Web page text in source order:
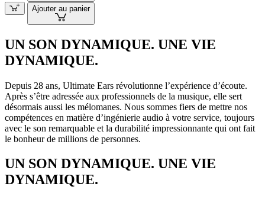
Ajouter au panier
UN SON DYNAMIQUE. UNE VIE
DYNAMIQUE.
Depuis 28 ans, Ultimate Ears révolutionne l’expérience d’écoute.
Après s’être adressée aux professionnels de la musique, elle sert
désormais aussi les mélomanes. Nous sommes fiers de mettre nos
compétences en matière d’ingénierie audio à votre service, toujours
avec le son remarquable et la durabilité impressionnante qui ont fait
le bonheur de millions de personnes.
UN SON DYNAMIQUE. UNE VIE
DYNAMIQUE.